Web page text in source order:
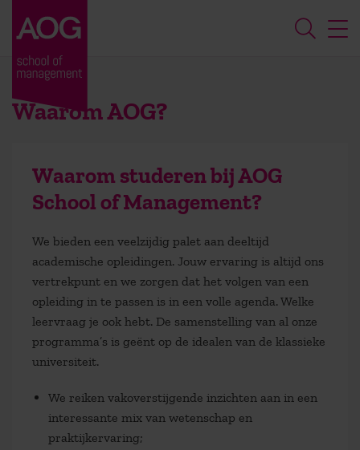
Waarom AOG?
Waarom studeren bij AOG
School of Management?
We bieden een veelzijdig palet aan deeltijd
academische opleidingen. Jouw ervaring is altijd ons
vertrekpunt en we zorgen dat het volgen van een
opleiding in te passen is in een volle agenda. Welke
leervraag je ook hebt. De samenstelling van al onze
programma’s is geënt op de idealen van de klassieke
universiteit.
We reiken vakoverstijgende inzichten aan in een
interessante mix van wetenschap en
praktijkervaring;